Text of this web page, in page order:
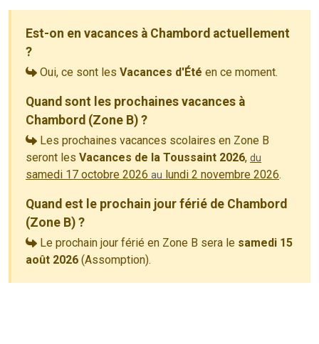
Est-on en vacances à Chambord actuellement
?
Oui, ce sont les Vacances d'Été en ce moment.
Quand sont les prochaines vacances à
Chambord (Zone B) ?
Les prochaines vacances scolaires en Zone B
seront les Vacances de la Toussaint 2026, du
samedi 17 octobre 2026 au lundi 2 novembre 2026.
Quand est le prochain jour férié de Chambord
(Zone B) ?
Le prochain jour férié en Zone B sera le samedi 15
août 2026 (Assomption).